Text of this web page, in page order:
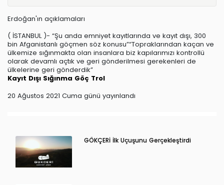
Erdoğan'ın açıklamaları
( İSTANBUL )- “Şu anda emniyet kayıtlarında ve kayıt dışı, 300
bin Afganistanlı göçmen söz konusu”“Topraklarından kaçan ve
ülkemize sığınmakta olan insanlara biz kapılarımızı kontrollü
olarak devamlı açtık ve geri gönderilmesi gerekenleri de
ülkelerine geri gönderdik”
Kayıt Dışı Sığınma Göç Trol
20 Ağustos 2021 Cuma günü yayınlandı
GÖKÇERİ İlk Uçuşunu Gerçekleştirdi